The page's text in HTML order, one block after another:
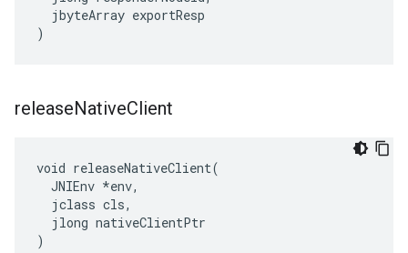
jbyteArray exportResp
)
releaseNativeClient
void releaseNativeClient(
  JNIEnv *env,
  jclass cls,
  jlong nativeClientPtr
)